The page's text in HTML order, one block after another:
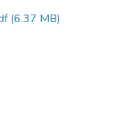
(6.37 MB)